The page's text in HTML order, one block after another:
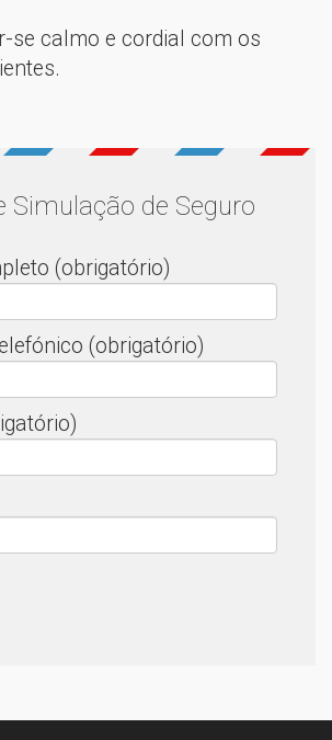
se calmo e cordial com os
Simulação de Seguro
(obrigatório)
(obrigatório)